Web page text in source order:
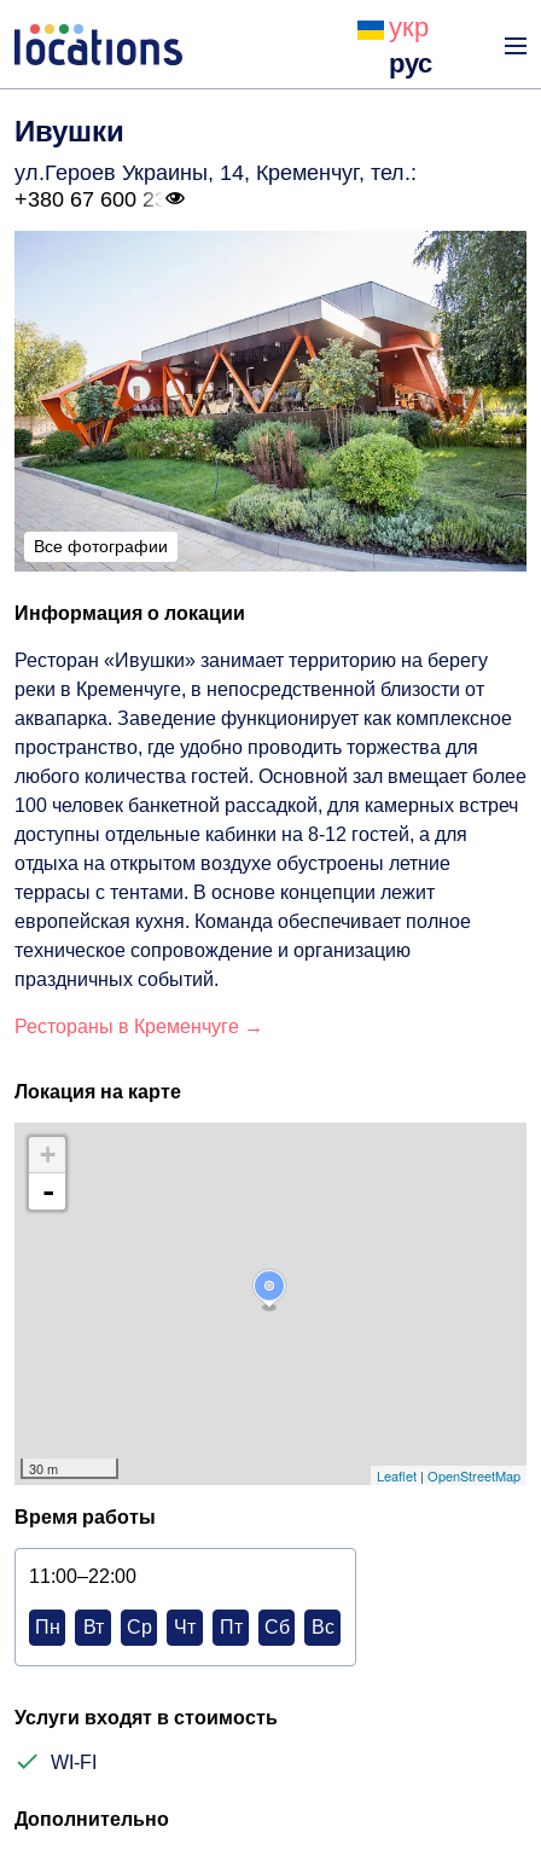
укр
рус
Ивушки
ул.Героев Украины, 14, Кременчуг, тел.:
+380 67 600 23
Все фотографии
Все фотографии
Информация о локации
Ресторан «Ивушки» занимает территорию на берегу
реки в Кременчуге, в непосредственной близости от
аквапарка. Заведение функционирует как комплексное
пространство, где удобно проводить торжества для
любого количества гостей. Основной зал вмещает более
100 человек банкетной рассадкой, для камерных встреч
доступны отдельные кабинки на 8-12 гостей, а для
отдыха на открытом воздухе обустроены летние
террасы с тентами. В основе концепции лежит
европейская кухня. Команда обеспечивает полное
техническое сопровождение и организацию
праздничных событий.
Рестораны в Кременчуге →
Локация на карте
+
-
30 m Leaflet | OpenStreetMap
Время работы
11:00–22:00
Пн Вт Ср Чт Пт Сб Вс
Услуги входят в стоимость
WI-FI
Дополнительно